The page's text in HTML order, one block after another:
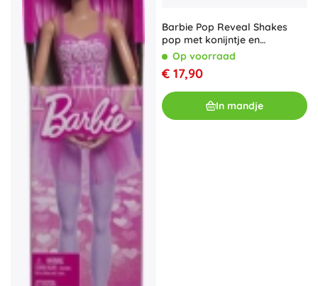
Barbie Pop Reveal Shakes
pop met konijntje en
verrassingen
Op voorraad
€ 17,90
In mandje